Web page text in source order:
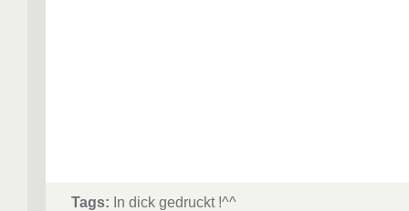
Tags: In dick gedruckt !^^